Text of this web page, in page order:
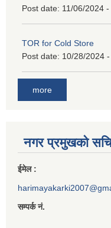
Post date: 11/06/2024 -
TOR for Cold Store
Post date: 10/28/2024
more
नगर प्रमुखको
ईमेल :
सम्पर्क नं.